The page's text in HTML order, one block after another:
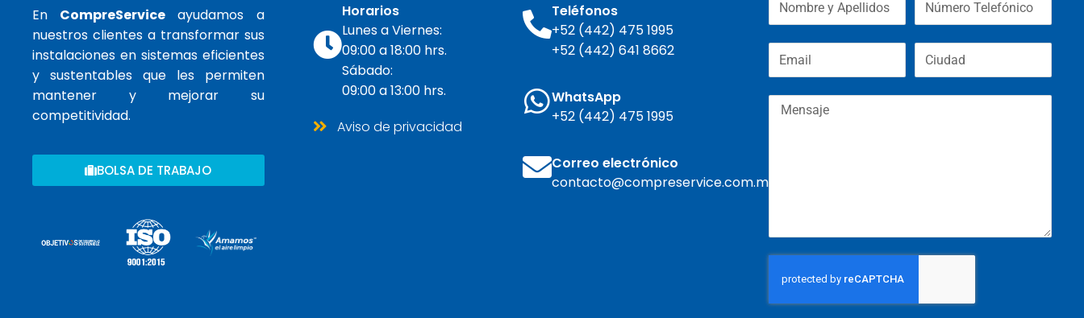
En CompreService ayudamos a
nuestros clientes a transformar sus
instalaciones en sistemas eficientes
y sustentables que les permiten
mantener y mejorar su
competitividad.
BOLSA DE TRABAJO
Horarios
Lunes a Viernes:
09:00 a 18:00 hrs.
Sábado:
09:00 a 13:00 hrs.
Aviso de privacidad
Teléfonos
+52 (442) 475 1995
+52 (442) 641 8662
WhatsApp
+52 (442) 475 1995
Correo electrónico
contacto@compreservice.com.mx